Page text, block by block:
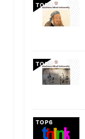
TOP
TOP
TOP